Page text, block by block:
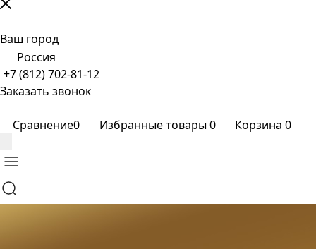
Ваш город
Россия
+7 (812) 702-81-12
Заказать звонок
Сравнение0 Избранные товары0 Корзина 0